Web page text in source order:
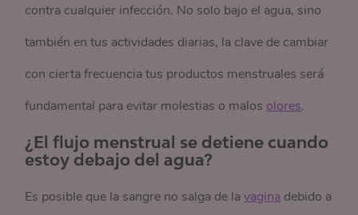
contra cualquier infección. No solo bajo el agua, sino
también en tus actividades diarias, la clave de cambiar
con cierta frecuencia tus productos menstruales será
fundamental para evitar molestias o malos olores.
¿El flujo menstrual se detiene cuando
estoy debajo del agua?
Es posible que la sangre no salga de lavagina debido a